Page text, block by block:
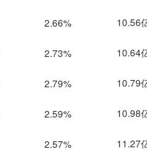
2.66% 10.56
2.73% 10.64
2.79% 10.79
2.59% 10.98
2.57% 11.27